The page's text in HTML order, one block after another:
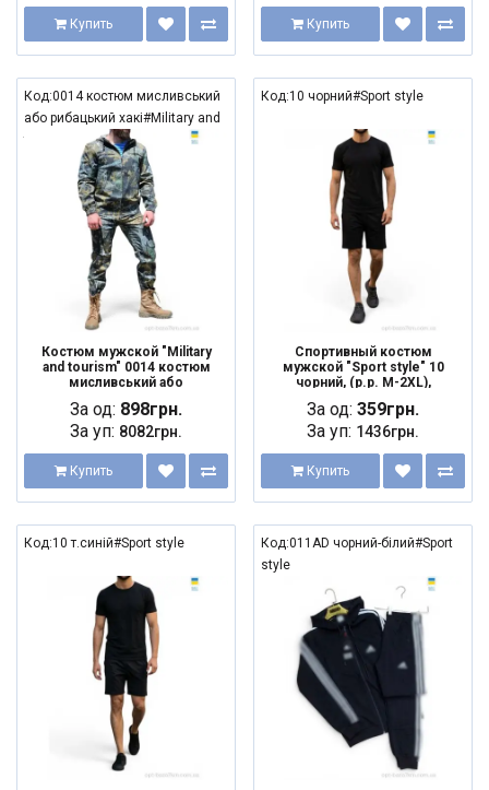
Купить Купить
Код:0014 костюм мисливський
або рибацький хакі#Military and
Костюм мужской "Military
and tourism" 0014 костюм
мисливський або
Украина, от 9 шт.
За од: 898грн.
За уп: 8082грн.
Купить
Код:10 чорний#Sport style
Спортивный костюм
мужской "Sport style" 10
чорний, (р.р. M-2XL),
За од: 359грн.
За уп: 1436грн.
Купить
Код:10 т.синій#Sport style
Код:011AD чорний-білий#Sport
style